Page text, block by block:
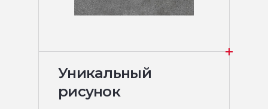
Уникальный
рисунок